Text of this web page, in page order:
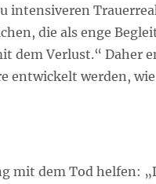
intensiveren
die als enge
dem Verlust.“ Daher
entwickelt werden,
mit dem Tod helfen: